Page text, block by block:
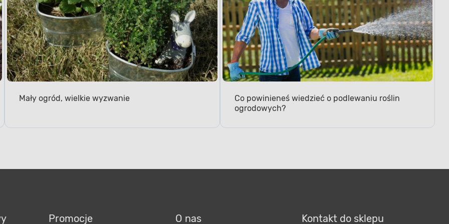
Mały ogród, wielkie wyzwanie
Co powinieneś wiedzieć o podlewaniu roślin
ogrodowych?
Promocje O nas Kontakt do sklepu